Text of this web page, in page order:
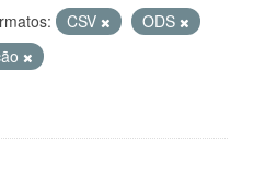
CSV
ODS